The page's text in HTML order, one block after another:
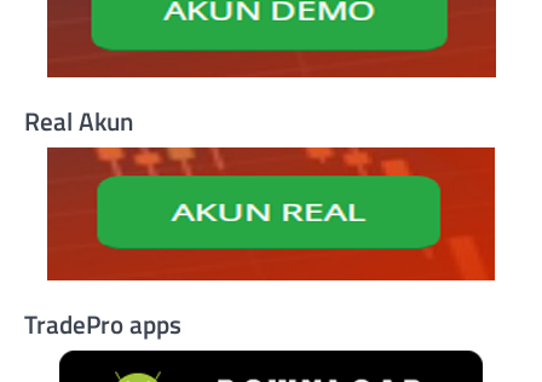
Real Akun
TradePro apps